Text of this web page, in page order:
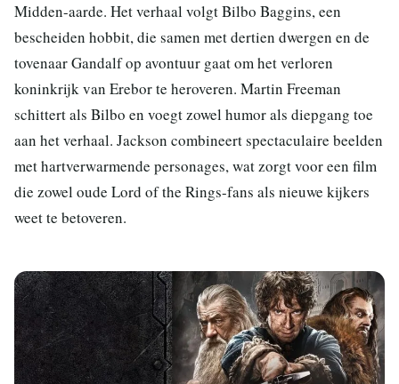
Midden-aarde. Het verhaal volgt Bilbo Baggins, een
bescheiden hobbit, die samen met dertien dwergen en de
tovenaar Gandalf op avontuur gaat om het verloren
koninkrijk van Erebor te heroveren. Martin Freeman
schittert als Bilbo en voegt zowel humor als diepgang toe
aan het verhaal. Jackson combineert spectaculaire beelden
met hartverwarmende personages, wat zorgt voor een film
die zowel oude Lord of the Rings-fans als nieuwe kijkers
weet te betoveren.